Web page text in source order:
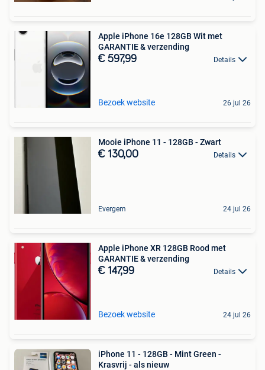
Apple iPhone 16e 128GB Wit met
GARANTIE & verzending
€ 597,99 Details
Bezoek website 26 jul 26
Mooie iPhone 11 - 128GB - Zwart
€ 130,00 Details
Evergem 24 jul 26
Apple iPhone XR 128GB Rood met
GARANTIE & verzending
€ 147,99 Details
Bezoek website 24 jul 26
iPhone 11 - 128GB - Mint Green -
Krasvrij - als nieuw